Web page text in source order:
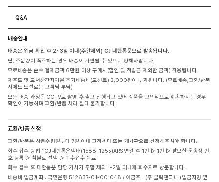
Q&A
배송안내
배송은 입금 확인 후 2~3일 이내(주말제외) CJ 대한통운으로 발송됩니다.
단, 주문량이 폭주하는 경우 배송이 지연될 수 있으니 양해바랍니다.
무료배송은 순수 결제금액 6만원 이상 구매시(할인 및 적립금 제외한 금액) 적용됩니다.
제주도 및 도서산간지역은 추가배송비(도선료) 3,000원이 부과됩니다. (무료배송,교환/반품
시에도 도선료는 고객님 부담)
모든 배송 과정은 CCTV로 촬영 후 출고 진행되고 있어 상품을 고의적으로 훼손하시는 경우
확인이 가능하며 교환/반품 처리 절대 불가합니다.
교환/반품 신청
교환/반품은 상품수령일부터 7일 이내 고객센터 또는 게시판으로 신청해주셔야 합니다.
회수 접수 방법 : CJ대한통운택배(1588-1255)ARS 연결 후 1번 ▷ 1번 ▷ 받으신 운송장 번
호 등록 ▷ 착불로 선택 ▷ 회수접수 완료
회수 접수 후 대한통운 담당 기사가 주말 제외 1-2일 이내에 회수지로 방문합니다.
배송비 입금계좌 : 국민은행 512637-01-001048 / 예금주 : (주)클릭앤퍼니 (입금자명 옆